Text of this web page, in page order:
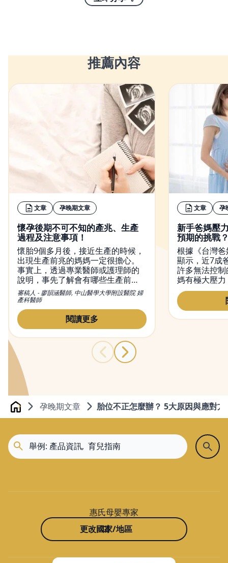
推薦內容
文章 孕晚期文章
懷孕後期不可不知的產兆、生產
過程及注意事項！
懷胎9個多月後，接近生產的時候，
出現生產前兆的媽媽一定很擔心。
事實上，透過專業醫師或護理師的
說明，事先了解會有哪些生產前
兆？面對這些產兆如何處理？能讓
生過程產更順利。而醫師也會告訴
媽媽們，此時身體也正準備哺乳，
要攝取哪些營養幫助哺育寶寶？
審稿人 - 廖韻涵醫師, 中山醫學大學附設醫院 婦
產科醫師
閱讀更多
文章 孕
新手爸媽壓
預期的挑戰
根據《台灣
顯示，近7成
許多無法控
媽有極大壓
爸媽認為現
文有請鄧惠
分享如何面
動支持台灣
Home 孕晚期文章 胎位不正怎麼辦？ 5大原因與應對
惠氏母嬰專家
更改國家/地區